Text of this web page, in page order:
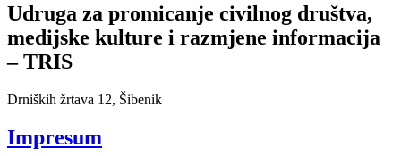
Udruga za promicanje civilnog društva,
medijske kulture i razmjene informacija
– TRIS
Drniških žrtava 12, Šibenik
Impresum